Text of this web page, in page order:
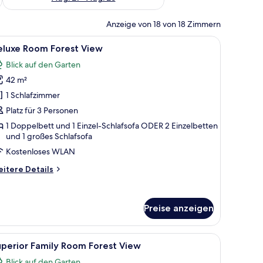
Anzeige von 18 von 18 Zimmern
hängenden Kunstwerk.
Bett, einer Couch, einem Balkon mit Gartenmöbeln und einem
Ein modernes Hotelzimmer mit einem
5 Room Forest View
Blick auf den Garten
42 m²
1 Schlafzimmer
Platz für 3 Personen
1 Doppelbett und 1 Einzel-Schlafsofa ODER 2 Einzelbetten
und 1 großes Schlafsofa
Kostenloses WLAN
Details
Preise anzeigen
einem Nachttisch mit Telefon, einem wandmontierten Fernseher und
Ein Hotelzimmer mit einem großen Bett,
6 Family Room Forest View